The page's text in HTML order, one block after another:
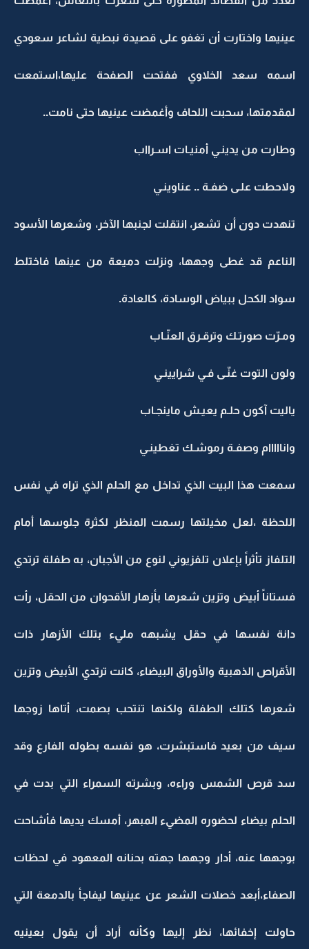
عينيها واختارت أن تغفو على قصيدة نبطية لشاعر سعودي
اسمه سعد الخلاوي ففتحت الصفحة عليها،استمعت
لمقدمتها، سحبت اللحاف وأغمضت عينيها حتى نامت..
وطارت من يدينـي أمنيـات اسـرااب
ولاحطت علـى ضفـة .. عناوينـي
تنهدت دون أن تشعر، انتقلت لجنبها الآخر، وشعرها الأسود
الناعم قد غطى وجهها، ونزلت دميعة من عينها فاختلط
سواد الكحل ببياض الوسادة، كالعادة.
ومـرّت صورتـك وترقـرق العنّـاب
ولون التوت غنّـى فـي شرايينـي
ياليت آكون حلـم يعيـش ماينجـاب
وانااااام وصفـة رموشـك تغطينـي
سمعت هذا البيت الذي تداخل مع الحلم الذي تراه في نفس
اللحظة ،لعل مخيلتها رسمت المنظر لكثرة جلوسها أمام
التلفاز تأثراً بإعلان تلفزيوني لنوع من الأجبان، به طفلة ترتدي
فستاناً أبيض وتزين شعرها بأزهار الأقحوان من الحقل، رأت
دانة نفسها في حقل يشبهه مليء بتلك الأزهار ذات
الأقراص الذهبية والأوراق البيضاء، كانت ترتدي الأبيض وتزين
شعرها كتلك الطفلة ولكنها تنتحب بصمت، أتاها زوجها
سيف من بعيد فاستبشرت، هو نفسه بطوله الفارع وقد
سد قرص الشمس وراءه، وبشرته السمراء التي بدت في
الحلم بيضاء لحضوره المضيء المبهر، أمسك يديها فأشاحت
بوجهها عنه، أدار وجهها جهته بحنانه المعهود في لحظات
الصفاء،أبعد خصلات الشعر عن عينيها ليفاجأ بالدمعة التي
حاولت إخفائها، نظر إليها وكأنه أراد أن يقول بعينيه